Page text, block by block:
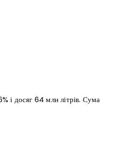
і досяг 64 млн літрів. Сума